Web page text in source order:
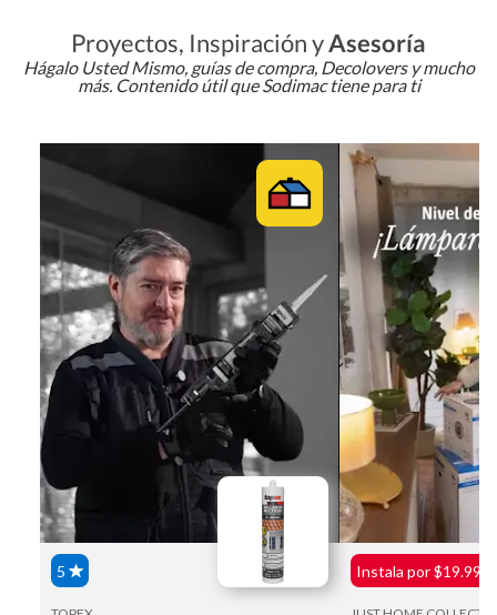
Proyectos, Inspiración yAsesoría
Hágalo Usted Mismo, guías de compra, Decolovers y mucho
más. Contenido útil que Sodimac tiene para ti